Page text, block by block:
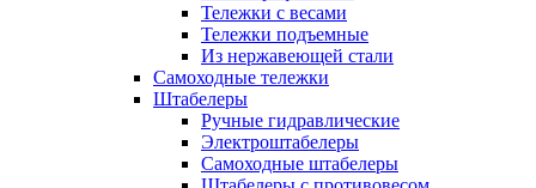
Тележки с весами
Тележки подъемные
Из нержавеющей стали
Самоходные тележки
Штабелеры
Ручные гидравлические
Электроштабелеры
Самоходные штабелеры